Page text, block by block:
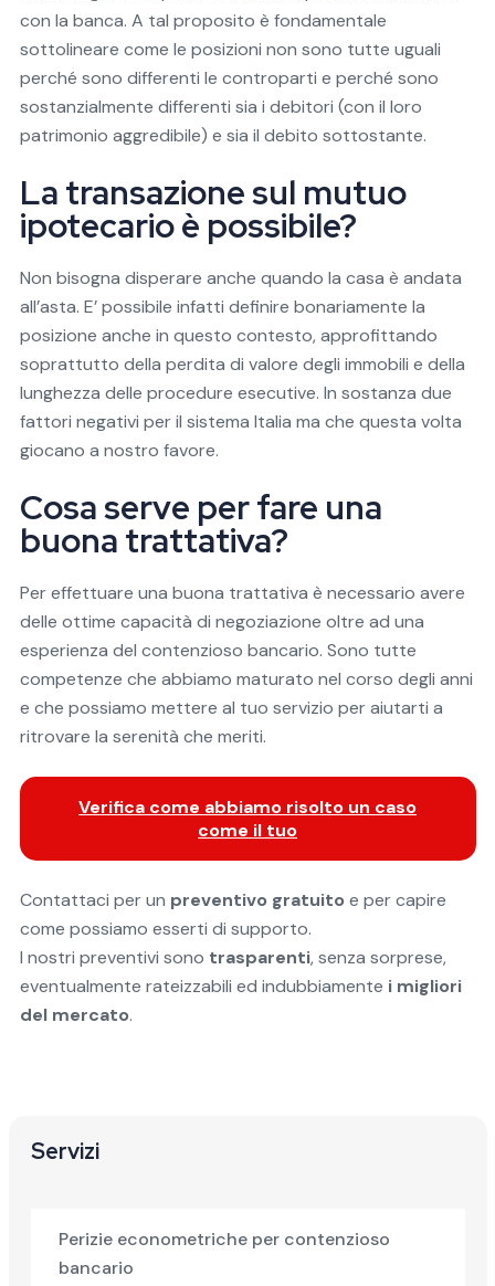
con la banca. A tal proposito è fondamentale
sottolineare come le posizioni non sono tutte uguali
perché sono differenti le controparti e perché sono
sostanzialmente differenti sia i debitori (con il loro
patrimonio aggredibile) e sia il debito sottostante.
La transazione sul mutuo
ipotecario è possibile?
Non bisogna disperare anche quando la casa è andata
all’asta. E’ possibile infatti definire bonariamente la
posizione anche in questo contesto, approfittando
soprattutto della perdita di valore degli immobili e della
lunghezza delle procedure esecutive. In sostanza due
fattori negativi per il sistema Italia ma che questa volta
giocano a nostro favore.
Cosa serve per fare una
buona trattativa?
Per effettuare una buona trattativa è necessario avere
delle ottime capacità di negoziazione oltre ad una
esperienza del contenzioso bancario. Sono tutte
competenze che abbiamo maturato nel corso degli anni
e che possiamo mettere al tuo servizio per aiutarti a
ritrovare la serenità che meriti.
Verifica come abbiamo risolto un caso
come il tuo
Contattaci per un preventivo gratuito e per capire
come possiamo esserti di supporto.
I nostri preventivi sono trasparenti, senza sorprese,
eventualmente rateizzabili ed indubbiamente i migliori
del mercato.
Servizi
Perizie econometriche per contenzioso
bancario